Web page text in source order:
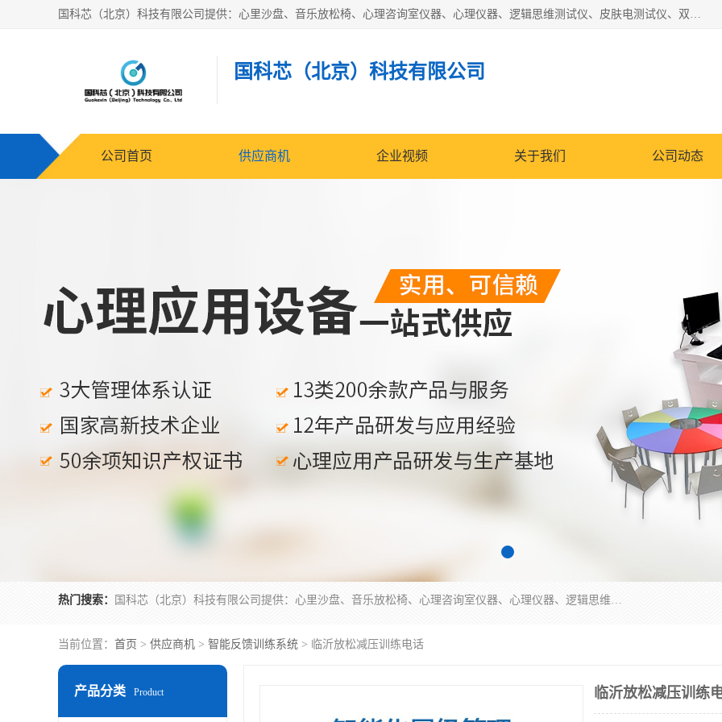
国科芯（北京）科技有限公司提供：心里沙盘、音乐放松椅、心理咨询室仪器、心理仪器、逻辑思维测试仪、皮肤电测试仪、双手协调器、双手协调测试仪、注意力集中测试仪等各种心理学仪器设备。
国科芯（北京）科技有限公司
公司首页 供应商机 企业视频 关于我们 公司动态
热门搜索： 国科芯（北京）科技有限公司提供：心里沙盘、音乐放松椅、心理咨询室仪器、心理仪器、逻辑思维测试仪、皮肤电测试仪、双手协调器、双手协调测试仪、注意力集中测试仪等各种心理学仪器设备。
当前位置： 首页 > 供应商机 > 智能反馈训练系统 > 临沂放松减压训练电话
产品分类 Product 临沂放松减压训练